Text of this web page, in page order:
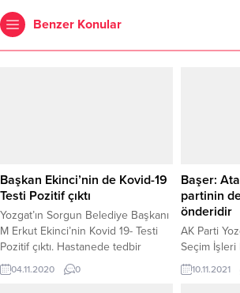
Benzer Konular
Başkan Ekinci’nin de Kovid-19
Testi Pozitif çıktı
Yozgat’ın Sorgun Belediye Başkanı
M Erkut Ekinci’nin Kovid 19- Testi
Pozitif çıktı. Hastanede tedbir
amaçlı gözetim altında tutulan
Belediye Başkanı Erkut Ekinci’nin
04.11.2020 0
Başer:
partinin
önderidir
AK Parti
Seçim İşleri
Yusuf
Atatürk’ün
10.11.2021